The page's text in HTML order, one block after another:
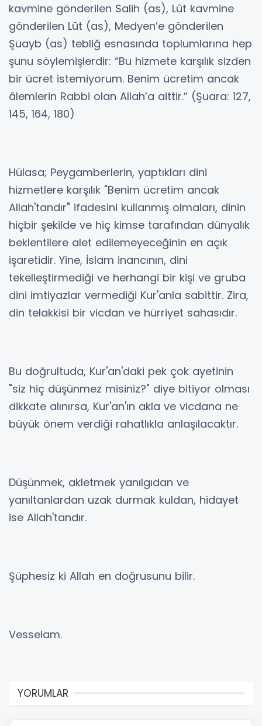
kavmine gönderilen Salih (as), Lût kavmine
gönderilen Lût (as), Medyen’e gönderilen
Şuayb (as) tebliğ esnasında toplumlarına hep
şunu söylemişlerdir: “Bu hizmete karşılık sizden
bir ücret istemiyorum. Benim ücretim ancak
âlemlerin Rabbi olan Allah’a aittir.” (Şuara: 127,
145, 164, 180)
Hülasa; Peygamberlerin, yaptıkları dini
hizmetlere karşılık "Benim ücretim ancak
Allah'tandır" ifadesini kullanmış olmaları, dinin
hiçbir şekilde ve hiç kimse tarafından dünyalık
beklentilere alet edilemeyeceğinin en açık
işaretidir. Yine, İslam inancının, dini
tekelleştirmediği ve herhangi bir kişi ve gruba
dini imtiyazlar vermediği Kur'anla sabittir. Zira,
din telakkisi bir vicdan ve hürriyet sahasıdır.
Bu doğrultuda, Kur'an'daki pek çok ayetinin
"siz hiç düşünmez misiniz?" diye bitiyor olması
dikkate alınırsa, Kur'an'ın akla ve vicdana ne
büyük önem verdiği rahatlıkla anlaşılacaktır.
Düşünmek, akletmek yanılgıdan ve
yanıltanlardan uzak durmak kuldan, hidayet
ise Allah'tandır.
Şüphesiz ki Allah en doğrusunu bilir.
Vesselam.
YORUMLAR